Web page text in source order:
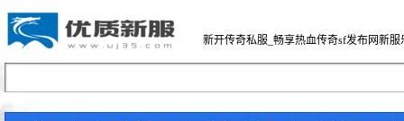
新开传奇私服_畅享热血传奇sf发布网新服